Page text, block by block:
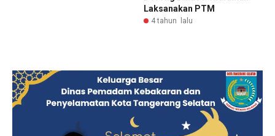
Laksanakan PTM
4 tahun lalu